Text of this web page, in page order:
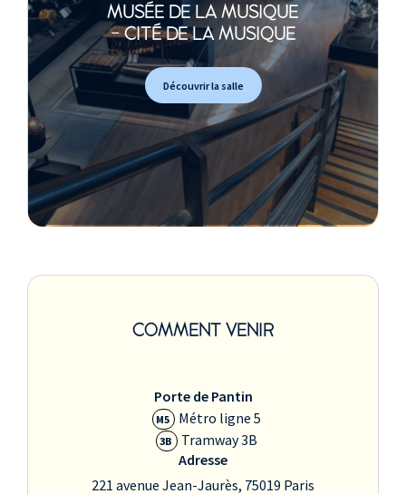
MUSÉE DE LA MUSIQUE
- CITÉ DE LA MUSIQUE
Découvrir la salle
COMMENT VENIR
Porte de Pantin
M5 Métro ligne 5
3B
Tramway 3B
Adresse
221 avenue Jean-Jaurès, 75019 Paris